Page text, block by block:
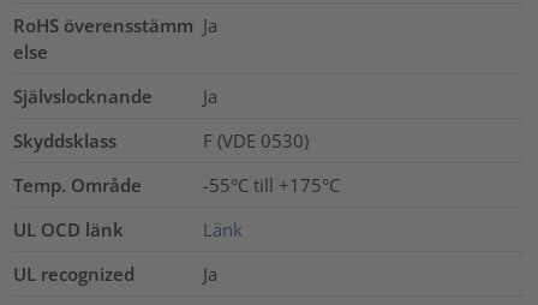
RoHS överensstämm
else
Ja
Självslocknande
Ja
Skyddsklass
F (VDE 0530)
Temp. Område
-55°C till +175°C
UL OCD länk
Länk
UL recognized
Ja